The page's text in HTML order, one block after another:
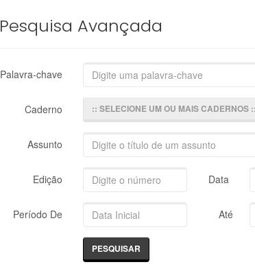
Pesquisa Avançada
Palavra-chave
Caderno :: SELECIONE UM OU MAIS CADERNOS ::
Assunto
Edição Data
Período De Até